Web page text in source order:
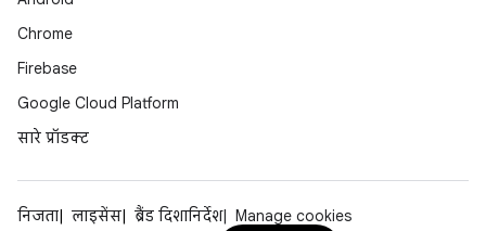
Chrome
Firebase
Google Cloud Platform
सारे प्रॉडक्ट
निजता लाइसेंस ब्रैंड दिशानिर्देश
Manage cookies